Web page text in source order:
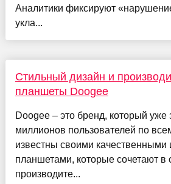
Аналитики фиксируют
укла...
Стильный дизайн и
планшеты Doogee
Doogee – это бренд, который уже
миллионов пользователей по
известны своими
планшетами, которые сочетают в
производите...